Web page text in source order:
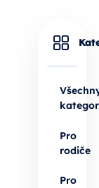
Pro
rodiče
Pro